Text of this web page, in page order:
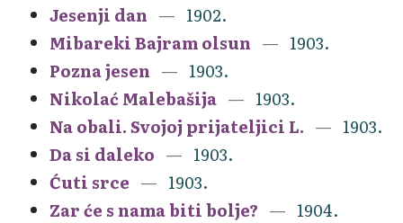
Jesenji dan
1902.
Mibareki Bajram olsun
1903.
Pozna jesen
1903.
Nikolać Malebašija
1903.
Na obali. Svojoj prijateljici L.
1903.
Da si daleko
1903.
Ćuti srce
1903.
Zar će s nama biti bolje?
1904.